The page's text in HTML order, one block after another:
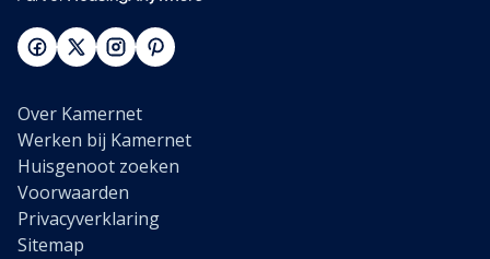
Over Kamernet
Werken bij Kamernet
Huisgenoot zoeken
Voorwaarden
Privacyverklaring
Sitemap